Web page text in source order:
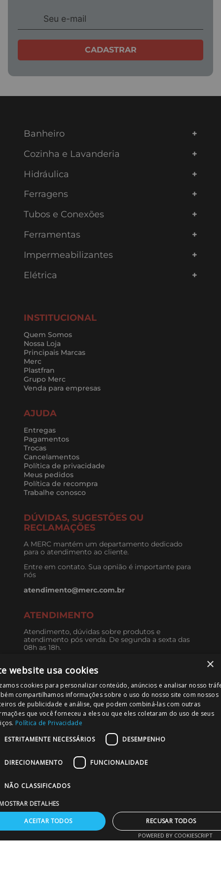
ENVIAR AVALIAÇÃO
CADASTRAR
Banheiro
Cozinha e Lavanderia
Hidráulica
Ferragens
Tubos e Conexões
Ferramentas
Impermeabilizantes
Elétrica
INSTITUCIONAL
Quem Somos
Nossa Loja
Principais Marcas
Merc
Plastfran
Grupo Merc
Venda para empresas
AJUDA
Entregas
Pagamentos
Trocas
Cancelamentos
Política de privacidade
Meus pedidos
Política de recompra
Trabalhe conosco
DÚVIDAS, SUGESTÕES OU
RECLAMAÇÕES
A MERC mantém um departamento dedicado
para o atendimento ao cliente.
Entre em contato. Sua opnião é importante para
nós
atendimento@merc.com.br
ATENDIMENTO
Atendimento, dúvidas sobre produtos e
atendimento pós venda. De segunda a sexta das
08h as 18h.
COMPRE EM ATACADO
Compre em grandes quantidades e obtenha
atendimento especializado no seu projeto.
vendas@merc.com.br
FORMAS DE PAGAMENTO
×
website usa cookies
cookies para personalizar conteúdo, anúncios e analisar nosso
compartilhamos informações sobre o uso do nosso site com nossos
de publicidade e análise, que podem combiná-las com outras
que você forneceu a eles ou que eles coletaram do uso de seus
Política de Privacidade
ESTRITAMENTE NECESSÁRIOS
DESEMPENHO
DIRECIONAMENTO FUNCIONALIDADE
NÃO CLASSIFICADOS
DETALHES
ACEITAR TODOS RECUSAR TODOS
POWERED BY COOKIESCRIPT